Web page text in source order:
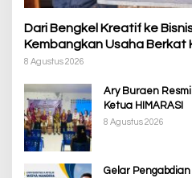
Dari Bengkel Kreatif ke
Kembangkan Usaha Berkat
8 Agustus 2026
Ary Buraen
Ketua HIMARASI
8 Agustus 2026
Gelar